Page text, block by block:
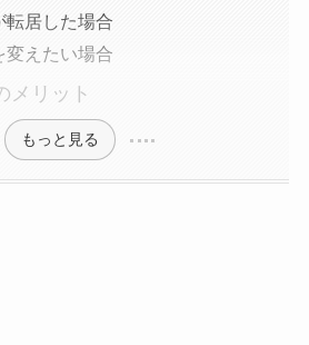
転居した場合
変えたい場合
メリット
もっと見る